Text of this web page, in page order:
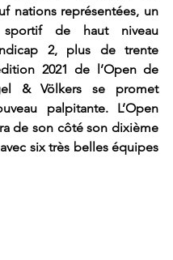
nations représentées, un
sportif de haut niveau
2, plus de trente
2021 de l’Open de
& Völkers se promet
palpitante. L’Open
de son côté son dixième
six très belles équipes